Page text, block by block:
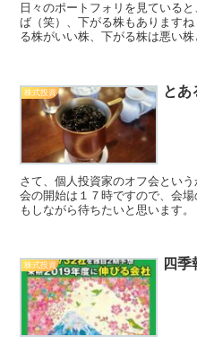
日々のポートフォリを見ている
ば（笑）、下がる株もあります
る株がいい株、下がる株は悪い
株式投資 とあ
さて、個人投資家のオフ会とい
会の開始は１７時ですので、会
もしながら待ちたいと思います
株式投資 四季